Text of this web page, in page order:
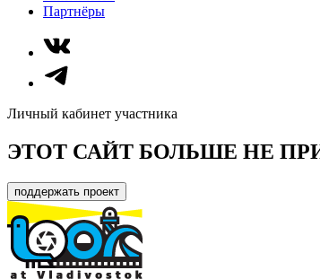
Партнёры
Личный кабинет участника
ЭТОТ САЙТ БОЛЬШЕ НЕ
поддержать проект